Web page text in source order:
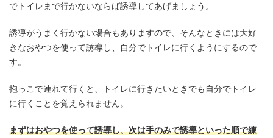
でトイレまで行かないならば誘導してあげましょう。
誘導がうまく行かない場合もありますので、そんなときには大好
きなおやつを使って誘導し、自分でトイレに行くようにするので
す。
抱っこで連れて行くと、トイレに行きたいときでも自分でトイレ
に行くことを覚えられません。
まずはおやつを使って誘導し、次は手のみで誘導といった順で練